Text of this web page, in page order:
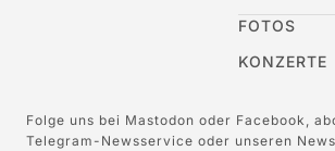
FOTOS
KONZERTE
Folge uns bei Mastodon oder Facebook,
Telegram-Newsservice oder unseren